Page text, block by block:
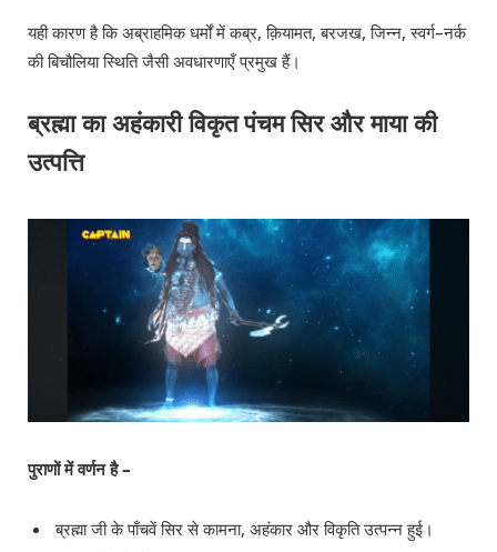
यही कारण है कि अब्राहमिक धर्मों में कब्र, क़ियामत, बरजख, जिन्न, स्वर्ग–नर्क
की बिचौलिया स्थिति जैसी अवधारणाएँ प्रमुख हैं।
ब्रह्मा का अहंकारी विकृत पंचम सिर और माया की
उत्पत्ति
पुराणों में वर्णन है –
ब्रह्मा जी के पाँचवें सिर से कामना, अहंकार और विकृति उत्पन्न हुई।